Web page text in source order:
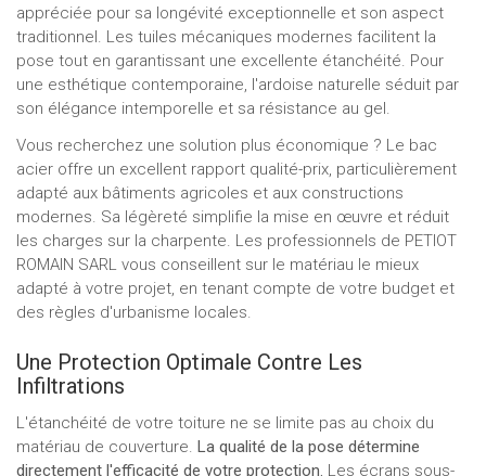
appréciée pour sa longévité exceptionnelle et son aspect
traditionnel. Les tuiles mécaniques modernes facilitent la
pose tout en garantissant une excellente étanchéité. Pour
une esthétique contemporaine, l'ardoise naturelle séduit par
son élégance intemporelle et sa résistance au gel.
Vous recherchez une solution plus économique ? Le bac
acier offre un excellent rapport qualité-prix, particulièrement
adapté aux bâtiments agricoles et aux constructions
modernes. Sa légèreté simplifie la mise en œuvre et réduit
les charges sur la charpente. Les professionnels de PETIOT
ROMAIN SARL vous conseillent sur le matériau le mieux
adapté à votre projet, en tenant compte de votre budget et
des règles d'urbanisme locales.
Une Protection Optimale Contre Les
Infiltrations
L'étanchéité de votre toiture ne se limite pas au choix du
matériau de couverture. La qualité de la pose détermine
directement l'efficacité de votre protection. Les écrans sous-